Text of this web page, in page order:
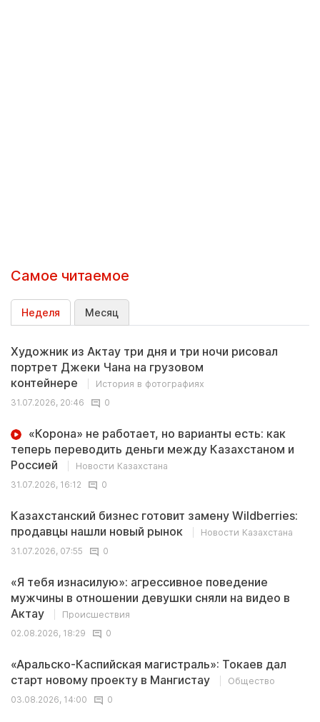
Самое читаемое
Неделя Месяц
Художник из Актау три дня и три ночи рисовал
портрет Джеки Чана на грузовом
контейнере
История в фотографиях
31.07.2026, 20:46
0
«Корона» не работает, но варианты есть: как
теперь переводить деньги между Казахстаном и
Россией
Новости Казахстана
31.07.2026, 16:12
0
Казахстанский бизнес готовит замену Wildberries:
продавцы нашли новый рынок
Новости Казахстана
31.07.2026, 07:55
0
«Я тебя изнасилую»: агрессивное поведение
мужчины в отношении девушки сняли на видео в
Актау
Происшествия
02.08.2026, 18:29
0
«Аральско-Каспийская магистраль»: Токаев дал
старт новому проекту в Мангистау
Общество
03.08.2026, 14:00
0